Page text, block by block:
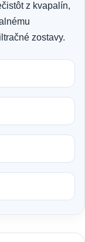
z kvapalín,
zostavy.